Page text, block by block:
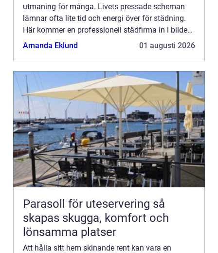
utmaning för många. Livets pressade scheman
lämnar ofta lite tid och energi över för städning.
Här kommer en professionell städfirma in i bilden
som en rä...
Amanda Eklund 01 augusti 2026
Parasoll för uteservering så
skapas skugga, komfort och
lönsamma platser
Att hålla sitt hem skinande rent kan vara en